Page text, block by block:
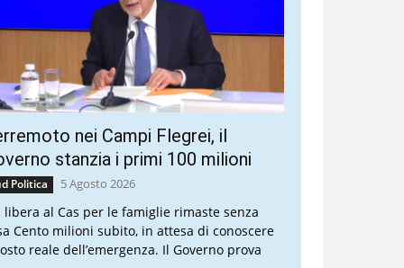
nei Campi Flegrei, il
stanzia i primi 100 milioni
Politica 5 Agosto 2026
libera al Cas per le famiglie rimaste senza
Cento milioni subito, in attesa di conoscere
reale dell’emergenza. Il Governo prova